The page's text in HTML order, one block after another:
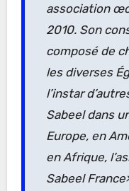
association
2010. Son
composé de
les diverses
l’instar
Sabeel dans
Europe, en
en Afrique,
Sabeel